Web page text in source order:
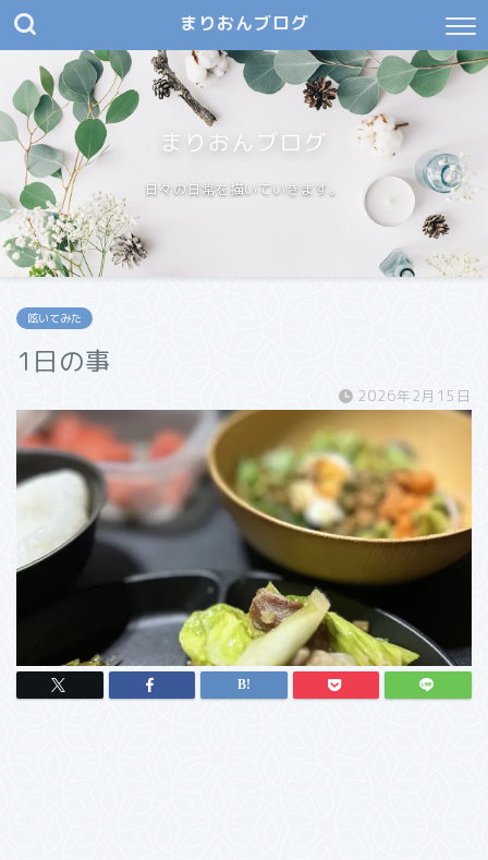
まりおんブログ
まりおんブログ
日々の日常を描いていきます。
呟いてみた
1日の事
2026年2月15日